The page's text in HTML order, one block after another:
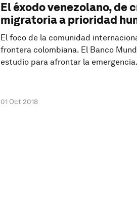
El éxodo venezolano, de
migratoria a prioridad
El foco de la comunidad
frontera colombiana. El Banco
estudio para afrontar la emergencia.
01 Oct 2018